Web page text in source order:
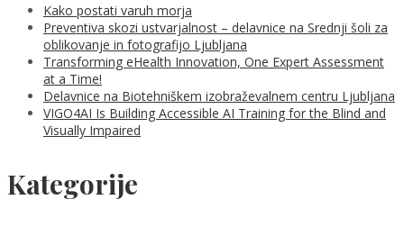
Kako postati varuh morja
Preventiva skozi ustvarjalnost – delavnice na Srednji šoli za
oblikovanje in fotografijo Ljubljana
Transforming eHealth Innovation, One Expert Assessment
at a Time!
Delavnice na Biotehniškem izobraževalnem centru Ljubljana
VIGO4AI Is Building Accessible AI Training for the Blind and
Visually Impaired
Kategorije